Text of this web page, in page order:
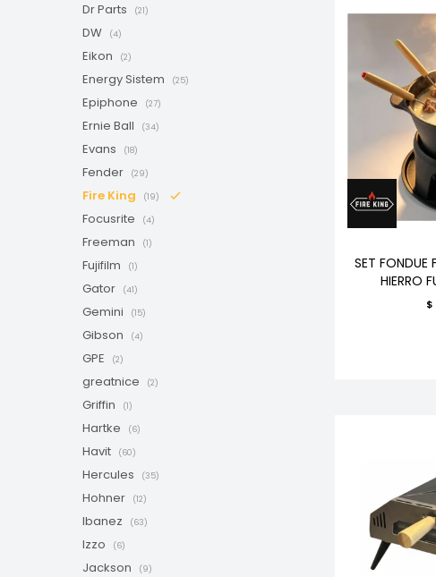
SET FONDUE
HIERRO
$
Dr Parts (21)
DW (4)
Eikon (2)
Energy Sistem (25)
Epiphone (27)
Ernie Ball (34)
Evans (18)
Fender (29)
Fire King (19)
Focusrite (4)
Freeman (1)
Fujifilm (1)
Gator (41)
Gemini (15)
Gibson (4)
GPE (2)
greatnice (2)
Griffin (1)
Hartke (6)
Havit (60)
Hercules (35)
Hohner (12)
Ibanez (63)
Izzo (6)
Jackson (9)